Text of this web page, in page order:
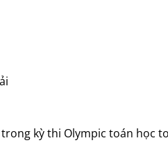
kỳ thi Olympic toán học